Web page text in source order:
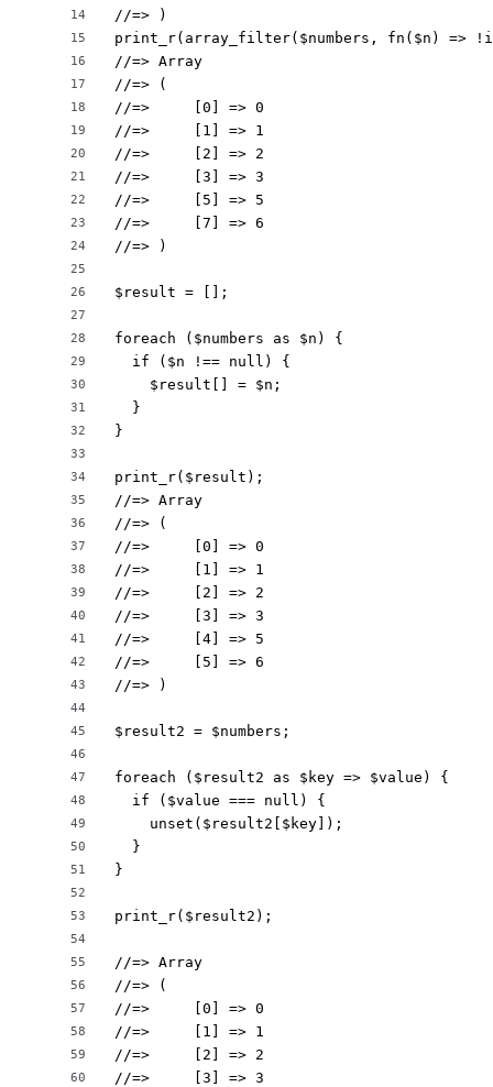
14
15
16
17
18
19
20
21
22
23
24
25
26
27
28
29
30
31
32
33
34
35
36
37
38
39
40
41
42
43
44
45
46
47
48
49
50
51
52
53
54
55
56
57
58
59
60
//=> )
print_r(array_filter($numbers, fn($n) =>
//=> Array
//=> (
//=>     [0] => 0
//=>     [1] => 1
//=>     [2] => 2
//=>     [3] => 3
//=>     [5] => 5
//=>     [7] => 6
//=> )
$result = [];
foreach ($numbers as $n) {
  if ($n !== null) {
    $result[] = $n;
  }
}
print_r($result);
//=> Array
//=> (
//=>     [0] => 0
//=>     [1] => 1
//=>     [2] => 2
//=>     [3] => 3
//=>     [4] => 5
//=>     [5] => 6
//=> )
$result2 = $numbers;
foreach ($result2 as $key => $value) {
  if ($value === null) {
    unset($result2[$key]);
  }
}
print_r($result2);
//=> Array
//=> (
//=>     [0] => 0
//=>     [1] => 1
//=>     [2] => 2
//=>     [3] => 3